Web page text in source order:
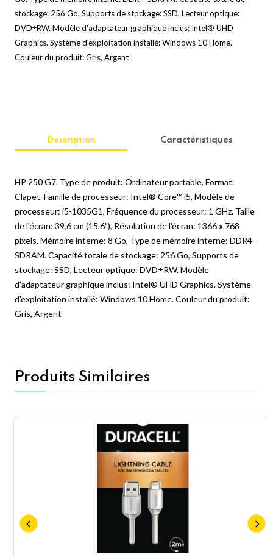
stockage: 256 Go, Supports de stockage: SSD, Lecteur optique:
DVD±RW. Modèle d'adaptateur graphique inclus: Intel® UHD
Graphics. Système d'exploitation installé: Windows 10 Home.
Couleur du produit: Gris, Argent
Description Caractéristiques
HP 250 G7. Type de produit: Ordinateur portable, Format:
Clapet. Famille de processeur: Intel® Core™ i5, Modèle de
processeur: i5-1035G1, Fréquence du processeur: 1 GHz. Taille
de l'écran: 39,6 cm (15.6"), Résolution de l'écran: 1366 x 768
pixels. Mémoire interne: 8 Go, Type de mémoire interne: DDR4-
SDRAM. Capacité totale de stockage: 256 Go, Supports de
stockage: SSD, Lecteur optique: DVD±RW. Modèle
d'adaptateur graphique inclus: Intel® UHD Graphics. Système
d'exploitation installé: Windows 10 Home. Couleur du produit:
Gris, Argent
Produits Similaires